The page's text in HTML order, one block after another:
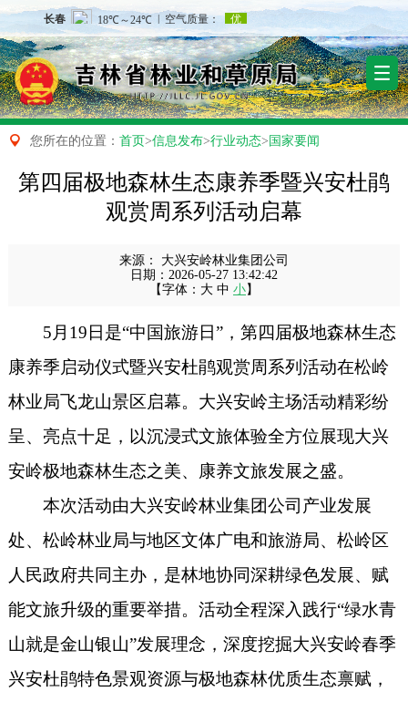
 您所在的位置： 首页>信息发布>行业动态> 国家要闻
第四届极地森林生态康养季暨兴安杜鹃
观赏周系列活动启幕
来源：
大兴安岭林业集团公司
日期： 2026-05-27 13:42:42
【字体： 大 中 小】
5月19日是“中国旅游日”，第四届极地森林生态
康养季启动仪式暨兴安杜鹃观赏周系列活动在松岭
林业局飞龙山景区启幕。 大兴安岭主场活动精彩纷
呈、亮点十足，以沉浸式文旅体验全方位展现大兴
安岭极地森林生态之美、康养文旅发展之盛。
本次活动由大兴安岭林业集团公司产业发展
处、松岭林业局与地区文体广电和旅游局、松岭区
人民政府共同主办，是林地协同深耕绿色发展、赋
能文旅升级的重要举措。活动全程深入践行“绿水青
山就是金山银山”发展理念，深度挖掘大兴安岭春季
兴安杜鹃特色景观资源与极地森林优质生态禀赋，